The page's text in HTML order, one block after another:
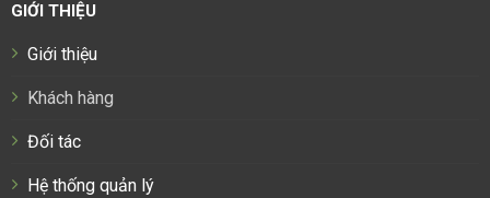
GIỚI THIỆU
Giới thiệu
Khách hàng
Đối tác
Hệ thống quản lý